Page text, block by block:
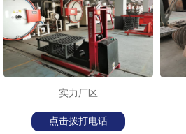
实力厂区
点击拨打电话